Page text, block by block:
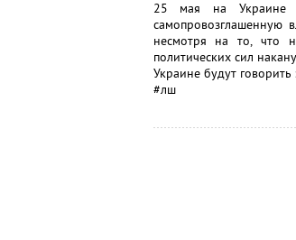
25 мая на Украине
самопровозглашенную
несмотря на то, что
политических сил
Украине будут говорить
#лш